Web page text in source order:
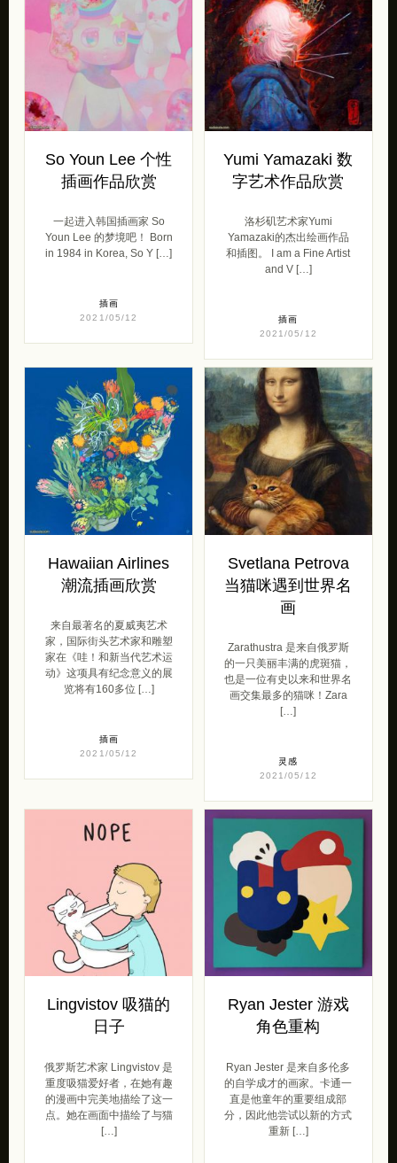
So Youn Lee 个性
插画作品欣赏
一起进入韩国插画家 So
Youn Lee 的梦境吧！ Born
in 1984 in Korea, So Y […]
插画
2021/05/12
Yumi Yamazaki 数
字艺术作品欣赏
洛杉矶艺术家Yumi
Yamazaki的杰出绘画作品
和插图。 I am a Fine Artist
and V […]
插画
2021/05/12
Hawaiian Airlines
潮流插画欣赏
来自最著名的夏威夷艺术
家，国际街头艺术家和雕塑
家在《哇！和新当代艺术运
动》这项具有纪念意义的展
览将有160多位 […]
插画
2021/05/12
Svetlana Petrova
当猫咪遇到世界名
画
Zarathustra 是来自俄罗斯
的一只美丽丰满的虎斑猫，
也是一位有史以来和世界名
画交集最多的猫咪！Zara
[…]
灵感
2021/05/12
Lingvistov 吸猫的
日子
俄罗斯艺术家 Lingvistov 是
重度吸猫爱好者，在她有趣
的漫画中完美地描绘了这一
点。她在画面中描绘了与猫
[…]
Ryan Jester 游戏
角色重构
Ryan Jester 是来自多伦多
的自学成才的画家。卡通一
直是他童年的重要组成部
分，因此他尝试以新的方式
重新 […]